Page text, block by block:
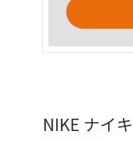
NIKE ナイ